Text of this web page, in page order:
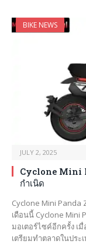
BIKE NEWS
JULY 2, 2025
Cyclone Mini
กำเนิด
Cyclone Mini Panda
เดือนนี้ Cyclone Mini
มอเตอร์ไซค์อีกครั้ง เ
เตรียมทำตลาดในประ